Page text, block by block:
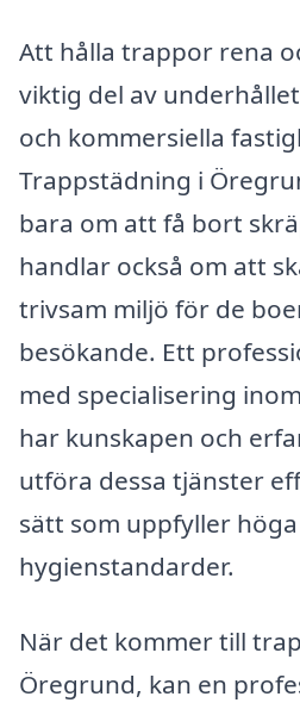
Att hålla trappor rena
viktig del av
och kommersiella
Trappstädning i
bara om att få bort
handlar också om att
trivsam miljö för de
besökande. Ett
med specialisering
har kunskapen och
utföra dessa tjänster
sätt som uppfyller höga
hygienstandarder.
När det kommer till
Öregrund, kan en